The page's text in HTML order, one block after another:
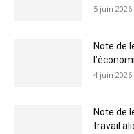
5 juin 2026
Note de
4 juin 2026
Note de
travail